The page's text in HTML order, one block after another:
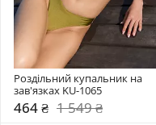
Роздільний купальник на
зав'язках KU-1065
464 ₴ 1 549 ₴